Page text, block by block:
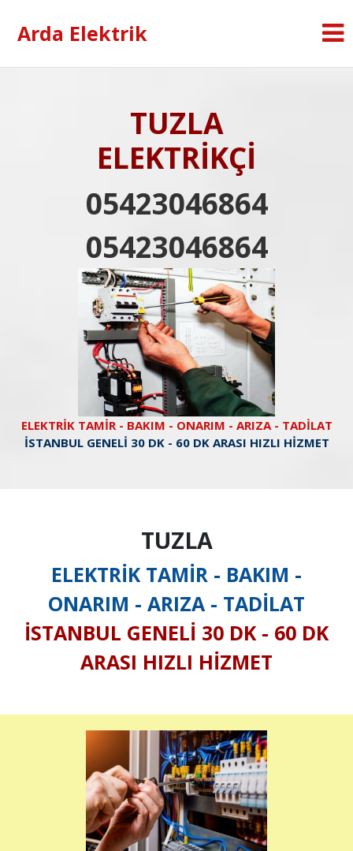
Arda Elektrik
TUZLA
ELEKTRİKÇİ
05423046864
05423046864
ELEKTRİK TAMİR - BAKIM - ONARIM - ARIZA - TADİLAT
İSTANBUL GENELİ 30 DK - 60 DK ARASI HIZLI HİZMET
TUZLA
ELEKTRİK TAMİR - BAKIM -
ONARIM - ARIZA - TADİLAT
İSTANBUL GENELİ 30 DK - 60 DK
ARASI HIZLI HİZMET